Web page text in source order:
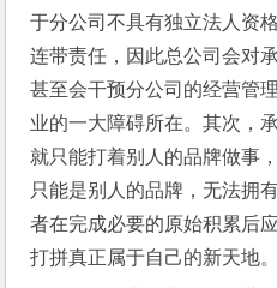
于分公司不具有独立法人资
连带责任，因此总公司会对
甚至会干预分公司的经营管
业的一大障碍所在。其次，
就只能打着别人的品牌做事
只能是别人的品牌，无法拥
者在完成必要的原始积累后
打拼真正属于自己的新天地。